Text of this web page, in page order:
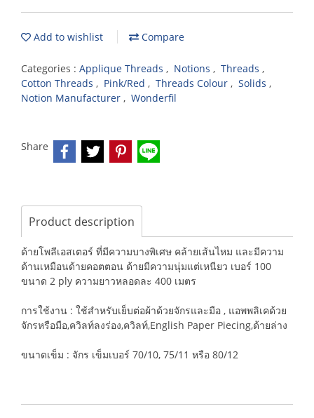
Add to wishlist Compare
Categories : Applique Threads , Notions , Threads ,
Cotton Threads , Pink/Red , Threads Colour , Solids ,
Notion Manufacturer , Wonderfil
Share
Product description
ด้ายโพลีเอสเตอร์ ที่มีความบางพิเศษ คล้ายเส้นไหม และมีความ
ด้านเหมือนด้ายคอตตอน ด้ายมีความนุ่มแต่เหนียว เบอร์ 100
ขนาด 2 ply ความยาวหลอดละ 400 เมตร
การใช้งาน : ใช้สำหรับเย็บต่อผ้าด้วยจักรและมือ , แอพพลิเคด้วย
จักรหรือมือ,ควิลท์ลงร่อง,ควิลท์,English Paper Piecing,ด้ายล่าง
ขนาดเข็ม : จักร เข็มเบอร์ 70/10, 75/11 หรือ 80/12